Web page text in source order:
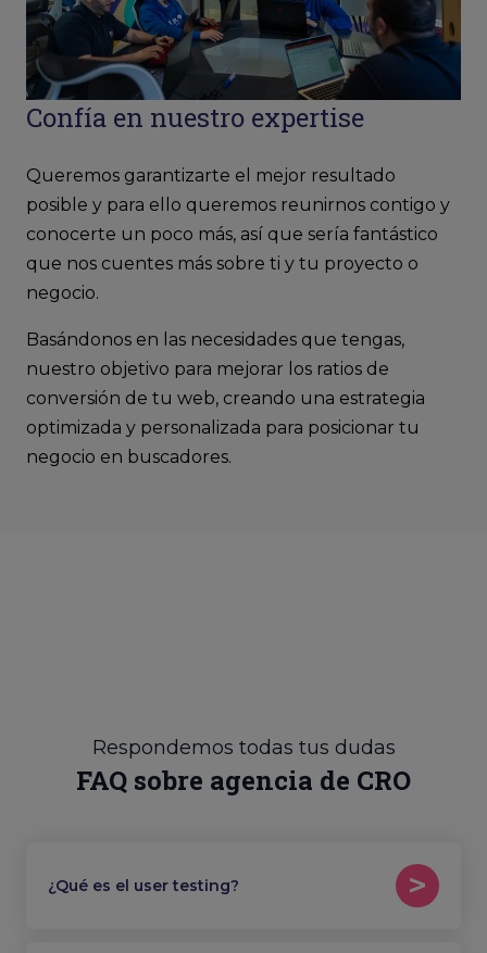
Confía en nuestro expertise
Queremos garantizarte el mejor resultado
posible y para ello queremos reunirnos contigo y
conocerte un poco más, así que sería fantástico
que nos cuentes más sobre ti y tu proyecto o
negocio.
Basándonos en las necesidades que tengas,
nuestro objetivo para mejorar los ratios de
conversión de tu web, creando una estrategia
optimizada y personalizada para posicionar tu
negocio en buscadores.
Respondemos todas tus dudas
FAQ sobre agencia de CRO
¿Qué es el user testing?